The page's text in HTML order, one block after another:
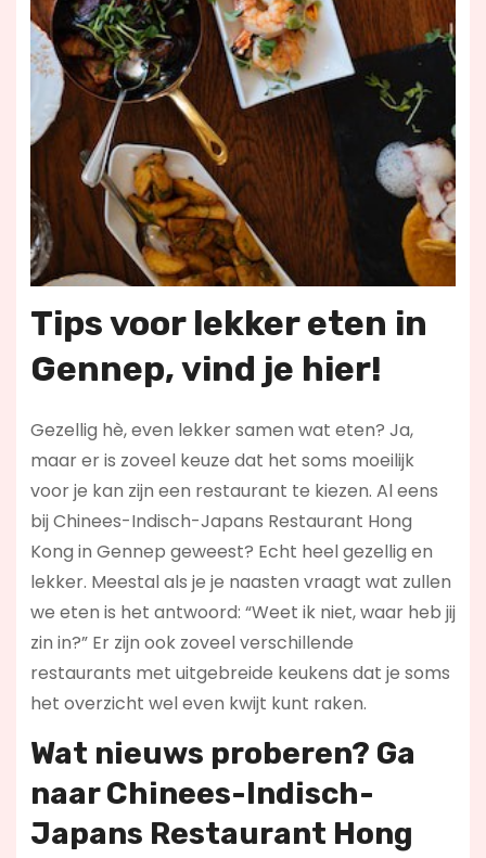
Tips voor lekker eten in
Gennep, vind je hier!
Gezellig hè, even lekker samen wat eten? Ja,
maar er is zoveel keuze dat het soms moeilijk
voor je kan zijn een restaurant te kiezen. Al eens
bij Chinees-Indisch-Japans Restaurant Hong
Kong in Gennep geweest? Echt heel gezellig en
lekker. Meestal als je je naasten vraagt wat zullen
we eten is het antwoord: “Weet ik niet, waar heb jij
zin in?” Er zijn ook zoveel verschillende
restaurants met uitgebreide keukens dat je soms
het overzicht wel even kwijt kunt raken.
Wat nieuws proberen? Ga
naar Chinees-Indisch-
Japans Restaurant Hong